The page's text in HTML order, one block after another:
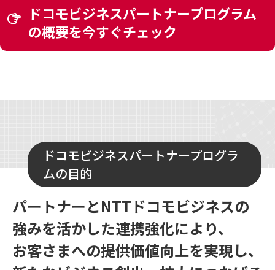
ドコモビジネスパートナープログラム
の概要を今すぐチェック
ドコモビジネスパートナープログラ
ムの目的
パートナーとNTTドコモビジネスの
強みを活かした連携強化により、
お客さまへの提供価値向上を実現し、